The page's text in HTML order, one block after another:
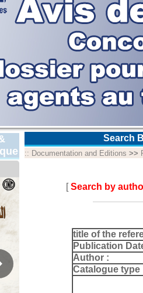
Search
:: Documentation and Editions >>
[Search by
title of the
Publication
Author :
Catalogue type